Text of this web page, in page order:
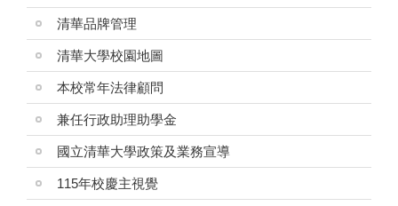
清華品牌管理
清華大學校園地圖
本校常年法律顧問
兼任行政助理助學金
國立清華大學政策及業務宣導
115年校慶主視覺